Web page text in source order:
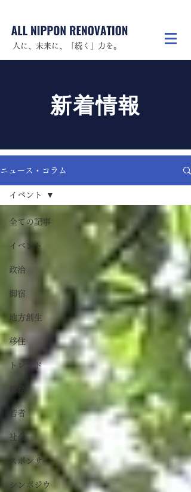
人に、未来に、「続く」力を。
新着情報
ニュース・コラム
全ての記事
イベント
政治
御宿
地方創生
移住
トレンド
総務
若者
社会
スポンサー
シンポジウ
イベント